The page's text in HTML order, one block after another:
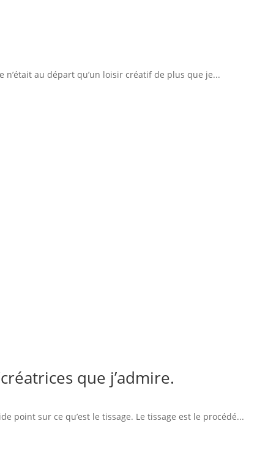
n’était au départ qu’un loisir créatif de plus que je...
que j’admire.
point sur ce qu’est le tissage. Le tissage est le procédé...